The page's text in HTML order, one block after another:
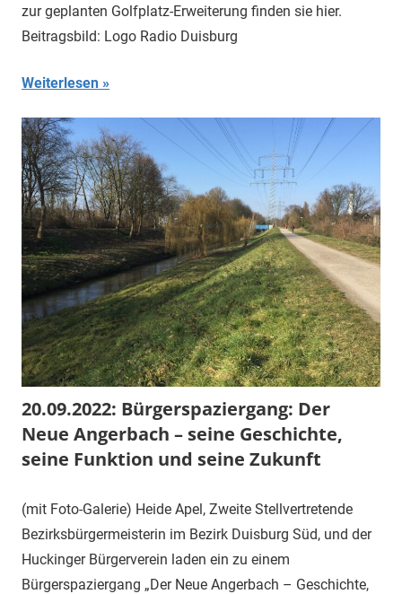
zur geplanten Golfplatz-Erweiterung finden sie hier.
Beitragsbild: Logo Radio Duisburg
Weiterlesen
20.09.2022: Bürgerspaziergang: Der
Neue Angerbach – seine Geschichte,
seine Funktion und seine Zukunft
(mit Foto-Galerie) Heide Apel, Zweite Stellvertretende
Bezirksbürgermeisterin im Bezirk Duisburg Süd, und der
Huckinger Bürgerverein laden ein zu einem
Bürgerspaziergang „Der Neue Angerbach – Geschichte,